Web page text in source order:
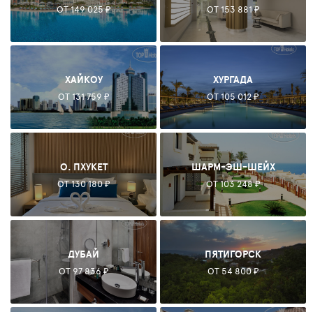
ОТ 149 025 ₽ ОТ 153 881 ₽
ХАЙКОУ
ОТ 131 759 ₽
ХУРГАДА
ОТ 105 012 ₽
О. ПХУКЕТ
ОТ 130 180 ₽
ШАРМ-ЭШ-ШЕЙХ
ОТ 103 248 ₽
ДУБАЙ
ОТ 97 836 ₽
ПЯТИГОРСК
ОТ 54 800 ₽